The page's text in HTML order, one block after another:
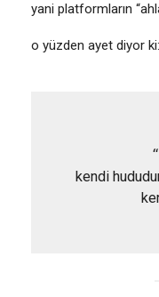
yani platformların
o yüzden ayet diyor ki:
kendi